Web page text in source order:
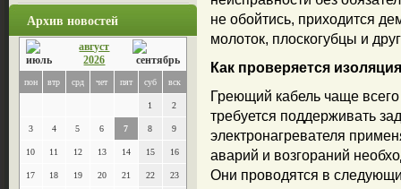
Архив новостей
август
2026
пон втр срд чет пят суб вск
1 2
3 4 5 6 7 8 9
10 11 12 13 14 15 16
17 18 19 20 21 22 23
не обойтись, приходится
молоток, плоскогубцы и
Как проверяется изоляция
Греющий кабель чаще
требуется поддерживать
электронагревателя
аварий и возгораний
Они проводятся в